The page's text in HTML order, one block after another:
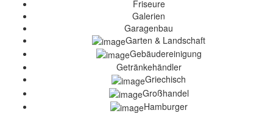
Friseure
Galerien
Garagenbau
Garten & Landschaft
Gebäudereinigung
Getränkehändler
Griechisch
Großhandel
Hamburger